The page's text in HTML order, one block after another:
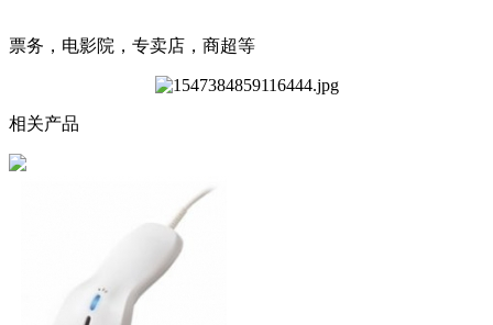
票务，电影院，专卖店，商超等
相关产品